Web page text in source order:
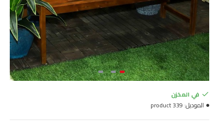
في المخزن
الموديل: product 339